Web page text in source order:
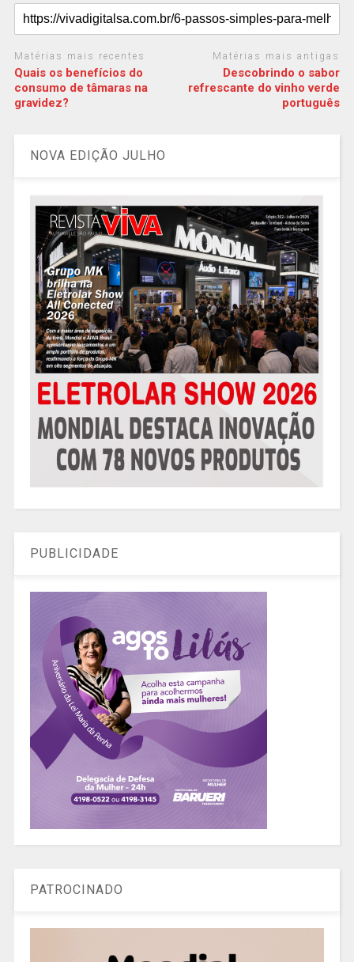
Matérias mais recentes
Quais os benefícios do
consumo de tâmaras na
gravidez?
Matérias mais antigas
Descobrindo o sabor
refrescante do vinho verde
português
NOVA EDIÇÃO JULHO
PUBLICIDADE
PATROCINADO